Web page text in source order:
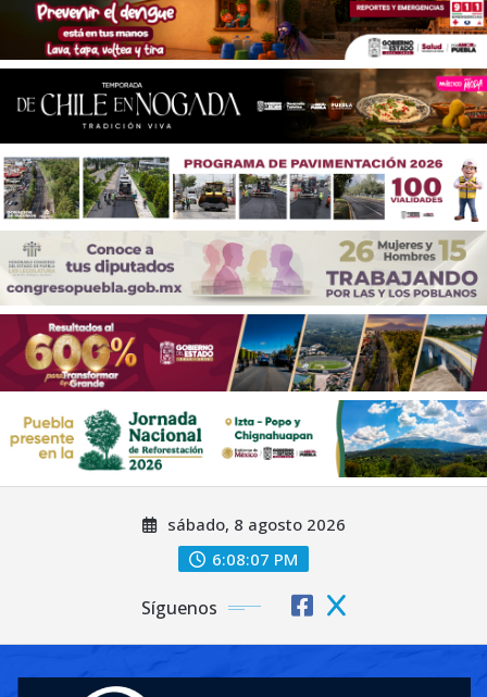
sábado, 8 agosto 2026
6:08:08 PM
Síguenos